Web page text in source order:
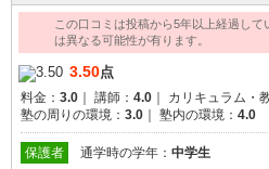
この口コミは投稿から5年以上経過し
は異なる可能性が有ります。
3.50点
料金： 3.0 講師： 4.0 カリキュラム・
塾の周りの環境： 3.0 塾内の環境： 4.0
保護者 通学時の学年： 中学生